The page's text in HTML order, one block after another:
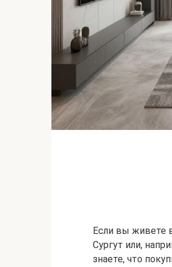
Если вы живете
Сургут или,
знаете, что